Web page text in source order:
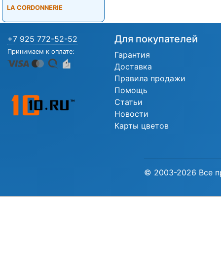
LA CORDONNERIE
+7 925 772-52-52
Принимаем к оплате:
Для покупателей
Гарантия
Доставка
Правила продажи
Помощь
Статьи
Новости
Карты цветов
© 2003-2026 Все